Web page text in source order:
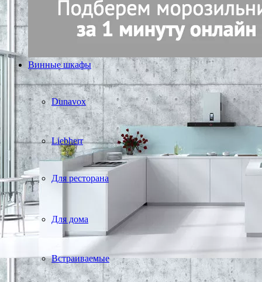
Винные шкафы
Dunavox
Liebherr
Для ресторана
Для дома
Встраиваемые